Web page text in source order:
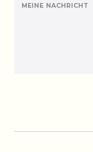
MEINE NACHRICHT